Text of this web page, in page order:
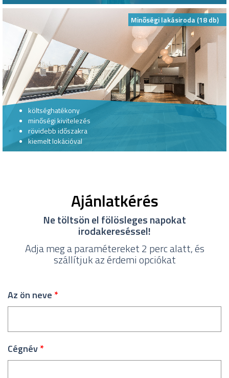
Minőségi lakásiroda (18 db)
költséghatékony
minőségi kivitelezés
rövidebb időszakra
kiemelt lokációval
Ajánlatkérés
Ne töltsön el fölösleges napokat
irodakereséssel!
Adja meg a paramétereket 2 perc alatt, és
szállítjuk az érdemi opciókat
Az ön neve *
Cégnév*